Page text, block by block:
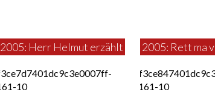
2005: Herr Helmut erzählt 2005: Rett ma